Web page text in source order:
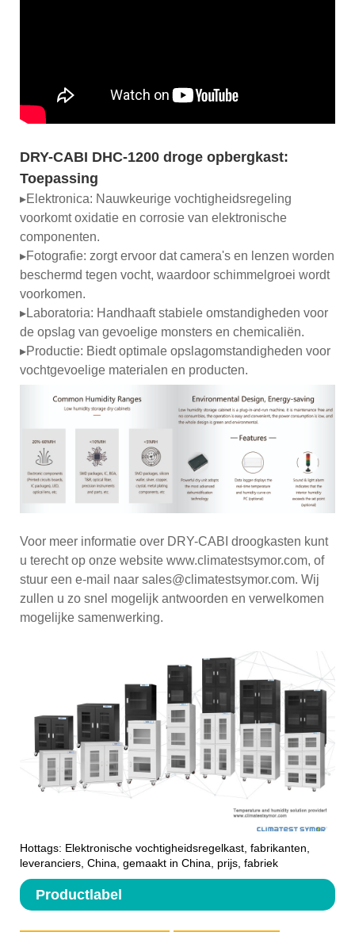
DRY-CABI DHC-1200 droge opbergkast:
Toepassing
▸Elektronica: Nauwkeurige vochtigheidsregeling
voorkomt oxidatie en corrosie van elektronische
componenten.
▸Fotografie: zorgt ervoor dat camera's en lenzen worden
beschermd tegen vocht, waardoor schimmelgroei wordt
voorkomen.
▸Laboratoria: Handhaaft stabiele omstandigheden voor
de opslag van gevoelige monsters en chemicaliën.
▸Productie: Biedt optimale opslagomstandigheden voor
vochtgevoelige materialen en producten.
Voor meer informatie over DRY-CABI droogkasten kunt
u terecht op onze website www.climatestsymor.com, of
stuur een e-mail naar sales@climatestsymor.com. Wij
zullen u zo snel mogelijk antwoorden en verwelkomen
mogelijke samenwerking.
Hottags: Elektronische vochtigheidsregelkast, fabrikanten,
leveranciers, China, gemaakt in China, prijs, fabriek
Productlabel